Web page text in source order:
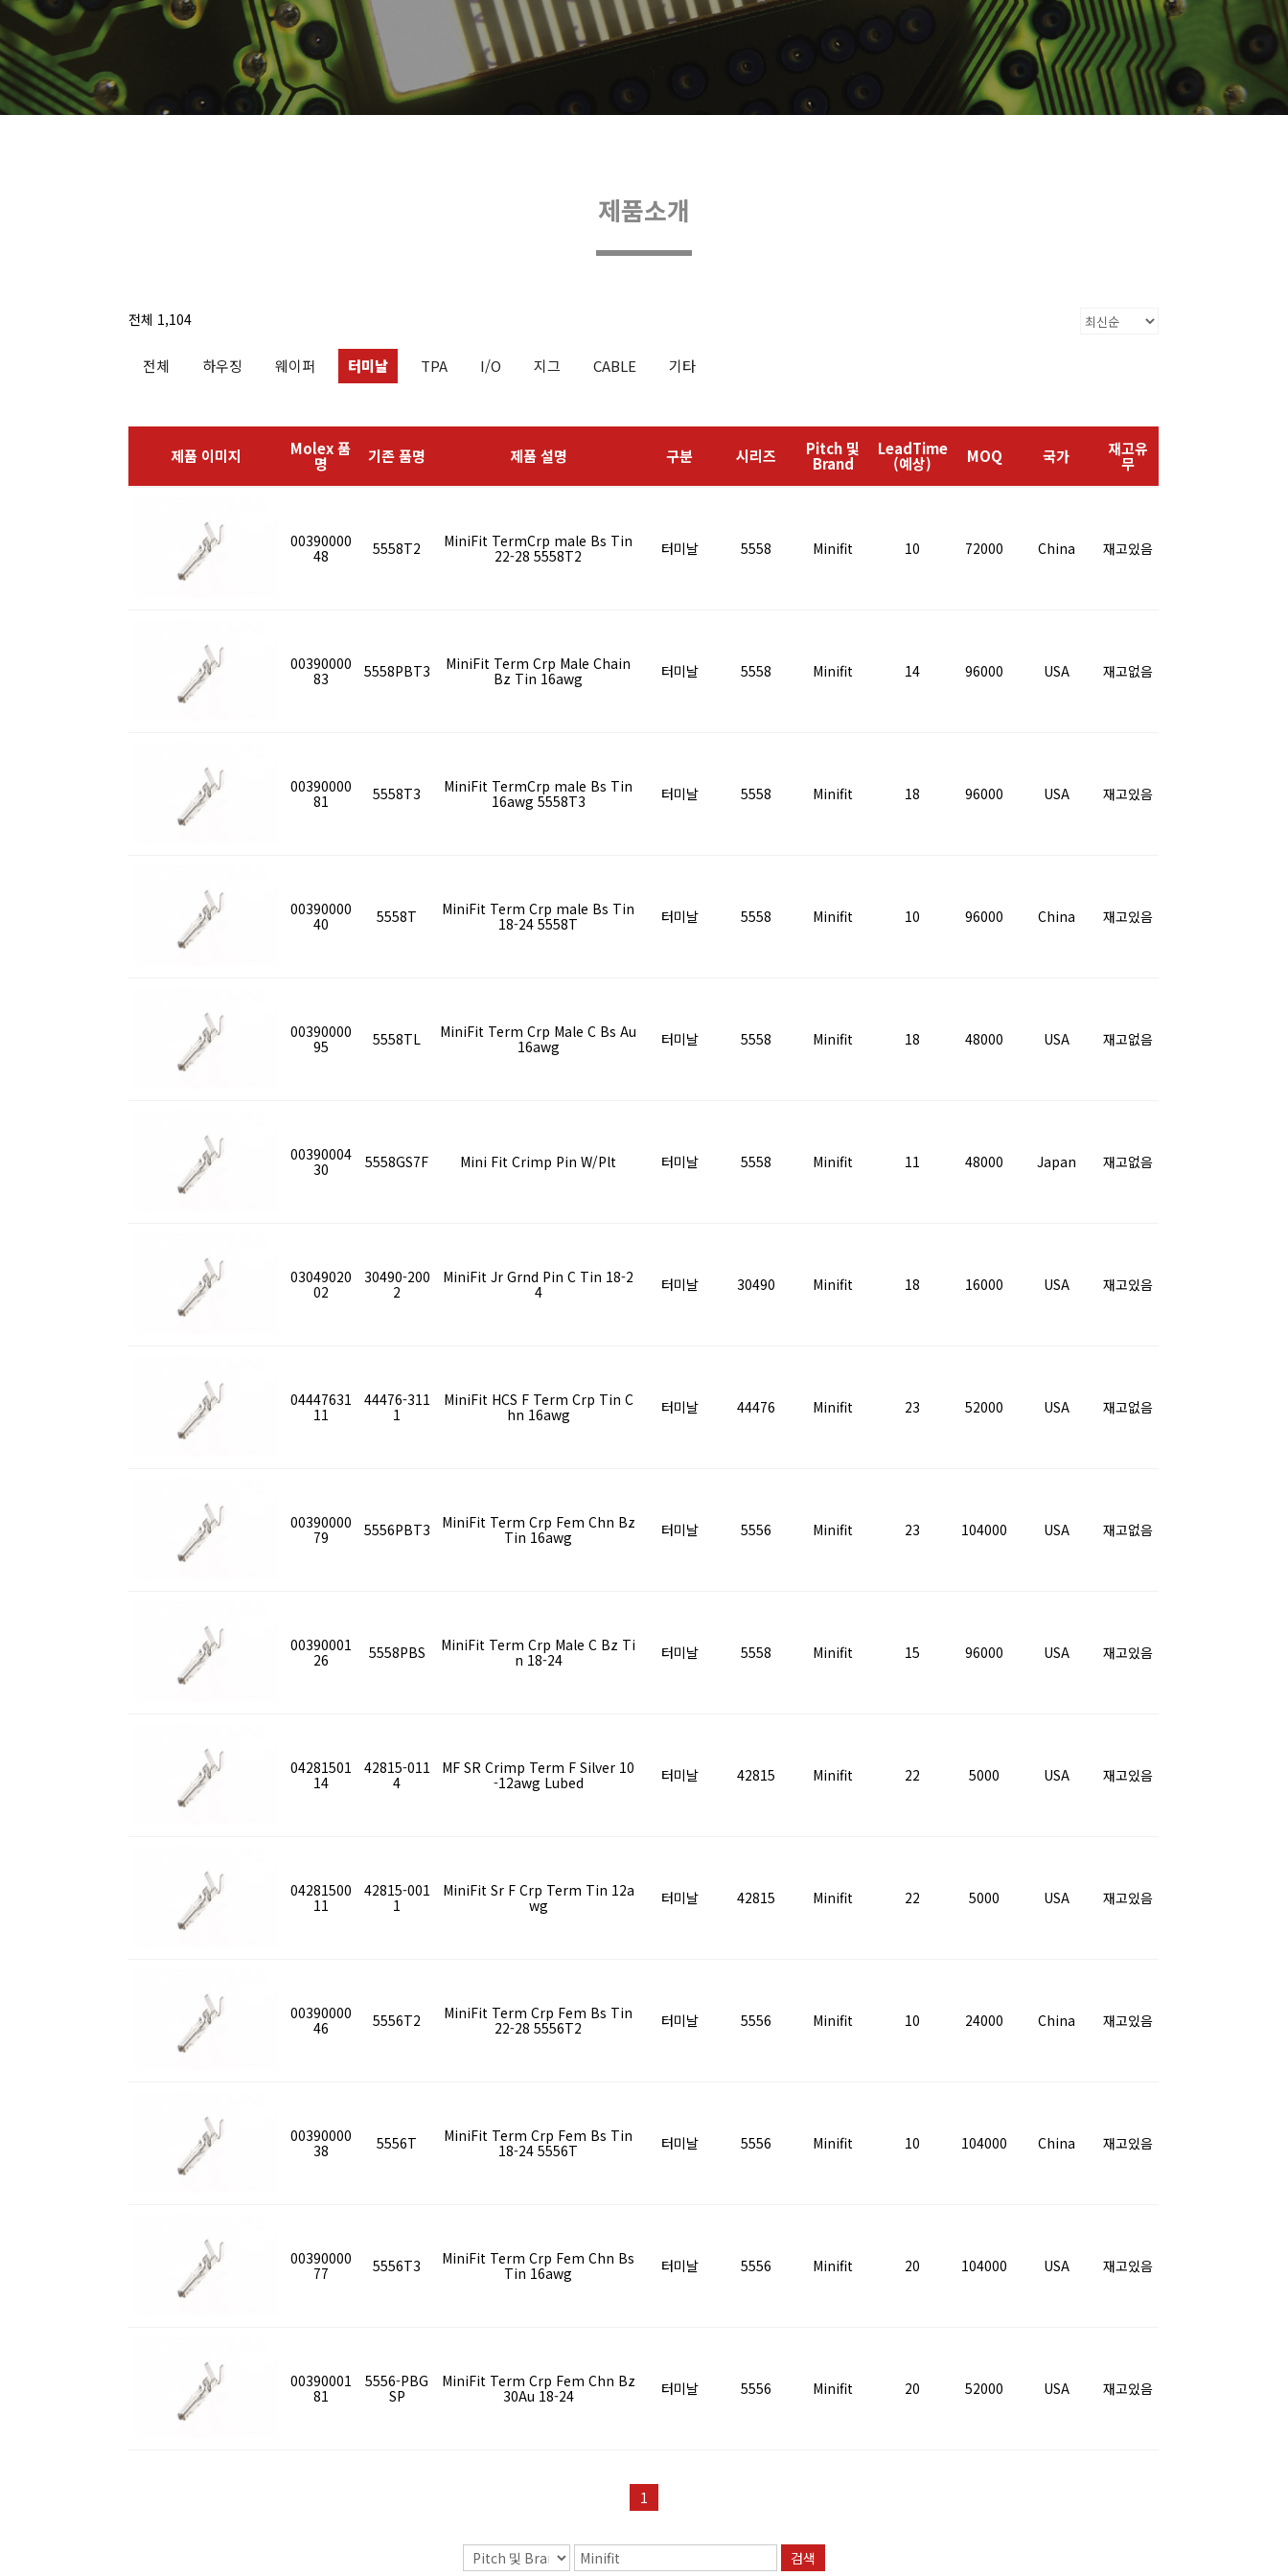
제품소개
전체 1,104
전체 하우징 웨이퍼 터미날 TPA I/O 지그 CABLE 기타
제품 이미지 Molex 품
명 기존 품명 제품 설명 구분 시리즈 Pitch 및
Brand
LeadTime
(예상) MOQ 국가 재고유
무
00390000
48
5558T2
MiniFit TermCrp male Bs Tin
22-28 5558T2
터미날 5558 Minifit 10 72000 China 재고있음
00390000
83
5558PBT3
MiniFit Term Crp Male Chain
Bz Tin 16awg
터미날 5558 Minifit 14 96000 USA 재고없음
00390000
81
5558T3
MiniFit TermCrp male Bs Tin
16awg 5558T3
터미날 5558 Minifit 18 96000 USA 재고있음
00390000
40
5558T
MiniFit Term Crp male Bs Tin
18-24 5558T
터미날 5558 Minifit 10 96000 China 재고있음
00390000
95
5558TL
MiniFit Term Crp Male C Bs Au
16awg
터미날 5558 Minifit 18 48000 USA 재고없음
00390004
30
5558GS7F Mini Fit Crimp Pin W/Plt 터미날 5558 Minifit 11 48000 Japan 재고없음
03049020
02
30490-200
2
MiniFit Jr Grnd Pin C Tin 18-2
4
터미날 30490 Minifit 18 16000 USA 재고있음
04447631
11
44476-311
1
MiniFit HCS F Term Crp Tin C
hn 16awg
터미날 44476 Minifit 23 52000 USA 재고없음
00390000
79
5556PBT3
MiniFit Term Crp Fem Chn Bz
Tin 16awg
터미날 5556 Minifit 23 104000 USA 재고없음
00390001
26
5558PBS
MiniFit Term Crp Male C Bz Ti
n 18-24
터미날 5558 Minifit 15 96000 USA 재고있음
04281501
14
42815-011
4
MF SR Crimp Term F Silver 10
-12awg Lubed
터미날 42815 Minifit 22 5000 USA 재고있음
04281500
11
42815-001
1
MiniFit Sr F Crp Term Tin 12a
wg
터미날 42815 Minifit 22 5000 USA 재고있음
00390000
46
5556T2
MiniFit Term Crp Fem Bs Tin
22-28 5556T2
터미날 5556 Minifit 10 24000 China 재고있음
00390000
38
5556T
MiniFit Term Crp Fem Bs Tin
18-24 5556T
터미날 5556 Minifit 10 104000 China 재고있음
00390000
77
5556T3
MiniFit Term Crp Fem Chn Bs
Tin 16awg
터미날 5556 Minifit 20 104000 USA 재고있음
00390001
81
5556-PBG
SP
MiniFit Term Crp Fem Chn Bz
30Au 18-24
터미날 5556 Minifit 20 52000 USA 재고있음
1
검색